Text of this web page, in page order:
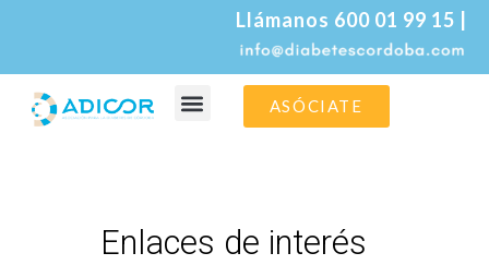
Llámanos 600 01 99 15 |
ASÓCIATE
Enlaces de interés